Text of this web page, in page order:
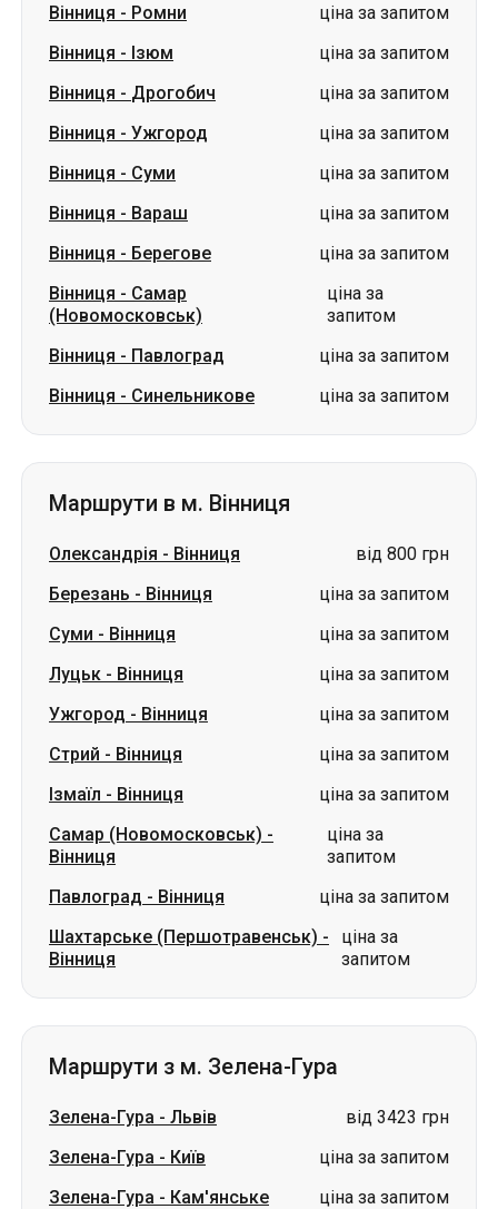
Вінниця - Ромни
ціна за запитом
Вінниця - Ізюм
ціна за запитом
Вінниця - Дрогобич
ціна за запитом
Вінниця - Ужгород
ціна за запитом
Вінниця - Суми
ціна за запитом
Вінниця - Вараш
ціна за запитом
Вінниця - Берегове
ціна за запитом
Вінниця - Самар
(Новомосковськ)
ціна за
запитом
Вінниця - Павлоград
ціна за запитом
Вінниця - Синельникове ціна за запитом
Маршрути в м. Вінниця
Олександрія - Вінниця
від 800 грн
Березань - Вінниця
ціна за запитом
Суми - Вінниця
ціна за запитом
Луцьк - Вінниця
ціна за запитом
Ужгород - Вінниця
ціна за запитом
Стрий - Вінниця
ціна за запитом
Ізмаїл - Вінниця
ціна за запитом
Самар (Новомосковськ) -
Вінниця
ціна за
запитом
Павлоград - Вінниця
ціна за запитом
Шахтарське (Першотравенськ) -
Вінниця
ціна за
запитом
Маршрути з м. Зелена-Гура
Зелена-Гура - Львів
від 3423 грн
Зелена-Гура - Київ
ціна за запитом
Зелена-Гура - Кам'янське
ціна за запитом